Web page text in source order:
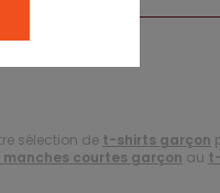
sélection de t-shirts garçon
courtes garçon au